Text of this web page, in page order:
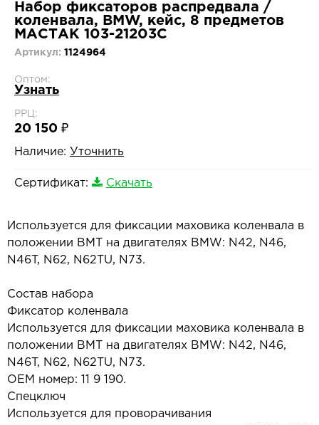
Набор фиксаторов распредвала /
коленвала, BMW, кейс, 8 предметов
МАСТАК 103-21203C
Артикул: 1124964
Оптом:
Узнать
РРЦ:
20 150 ₽
Наличие: Уточнить
Сертификат: Скачать
Используется для фиксации маховика коленвала в
положении ВМТ на двигателях BMW: N42, N46,
N46T, N62, N62TU, N73.
Состав набора
Фиксатор коленвала
Используется для фиксации маховика коленвала в
положении ВМТ на двигателях BMW: N42, N46,
N46T, N62, N62TU, N73.
OEM номер: 11 9 190.
Спецключ
Используется для проворачивания